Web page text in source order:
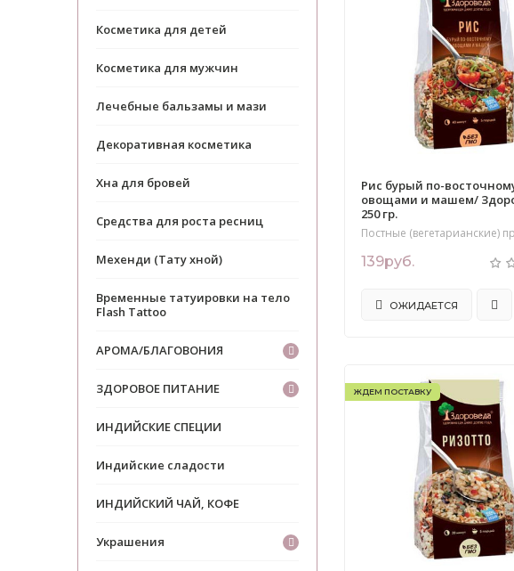
Рис бурый по-
овощами и машем/
250 гр.
Постные (вегетарианские)
139руб.
ОЖИДАЕТСЯ
ЖДЕМ ПОСТАВКУ
Косметика для детей
Косметика для мужчин
Лечебные бальзамы и мази
Декоративная косметика
Хна для бровей
Средства для роста ресниц
Мехенди (Тату хной)
Временные татуировки на тело
Flash Tattoo
АРОМА/БЛАГОВОНИЯ
ЗДОРОВОЕ ПИТАНИЕ
ИНДИЙСКИЕ СПЕЦИИ
Индийские сладости
ИНДИЙСКИЙ ЧАЙ, КОФЕ
Украшения